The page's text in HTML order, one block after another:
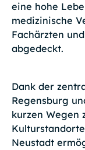
eine hohe
medizinische
Fachärzten
abgedeckt.
Dank der
Regensburg
kurzen Wegen
Neustadt